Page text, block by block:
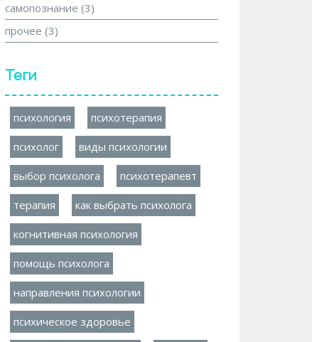
самопознание (3)
прочее (3)
Теги
психология психотерапия
психолог виды психологии
выбор психолога психотерапевт
терапия как выбрать психолога
когнитивная психология
помощь психолога
направления психологии
психическое здоровье